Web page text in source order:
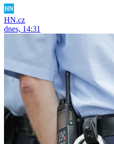
HN.cz
dnes, 14:31